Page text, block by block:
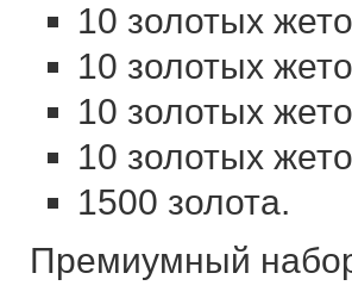
10 золотых
10 золотых
10 золотых
10 золотых
1500 золота.
Премиумный